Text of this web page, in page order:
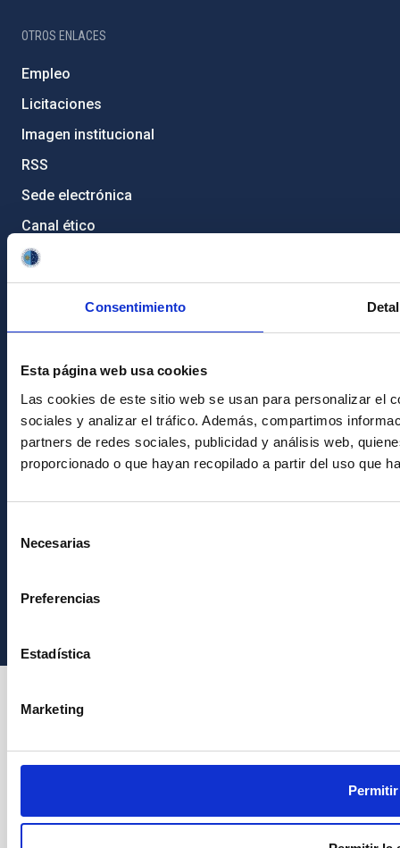
Consentimiento
Esta página web usa cookies
Las cookies de este sitio web se usan para personalizar el
sociales y analizar el tráfico. Además, compartimos
partners de redes sociales, publicidad y análisis web,
proporcionado o que hayan recopilado a partir del uso que
Necesarias
Preferencias
Estadística
Marketing
OTROS ENLACES
Empleo
Licitaciones
Imagen institucional
RSS
Sede electrónica
Canal ético
Condolencias Francisco Sánchez
PostFooter > Newsletter link
Únete a nuestra
Newsletter